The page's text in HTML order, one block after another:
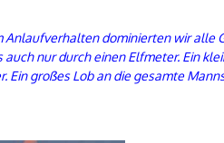
dominierten wir alle
nur durch einen Elfmeter. Ein
großes Lob an die gesamte